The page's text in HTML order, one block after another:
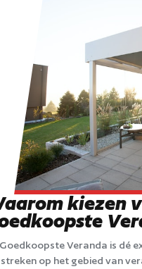
kiezen
Veranda is dé
op het gebied van